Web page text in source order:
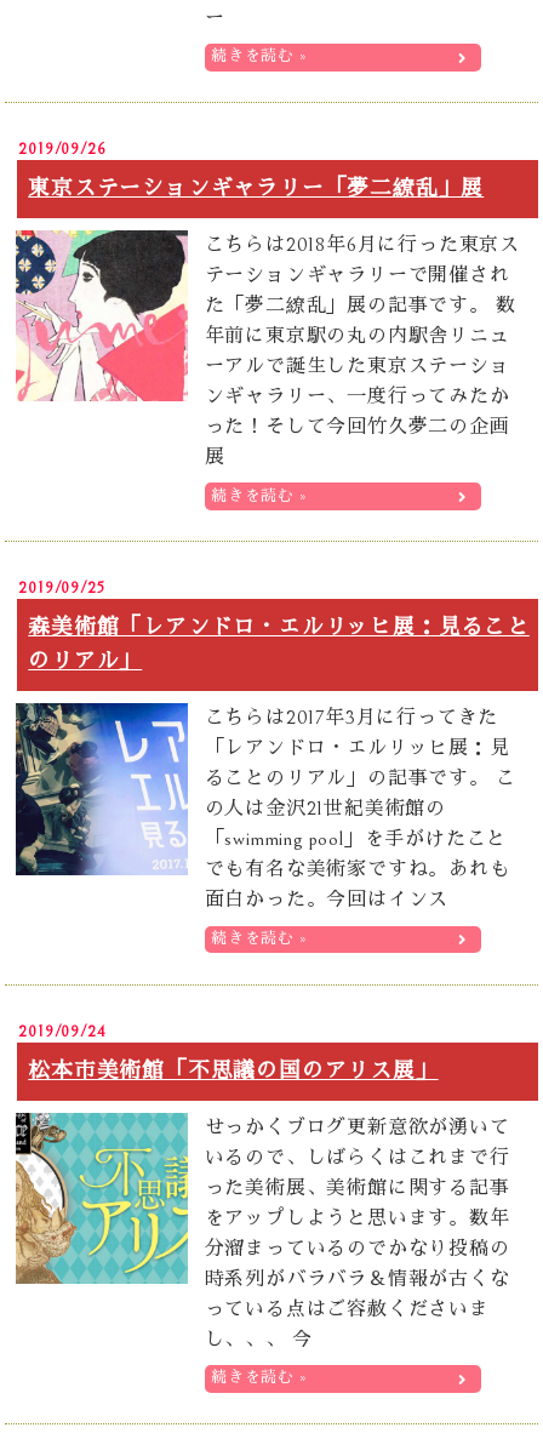
ー
続きを読む »
2019/09/26
東京ステーションギャラリー「夢二繚乱」展
こちらは2018年6月に行った東京ス
テーションギャラリーで開催され
た「夢二繚乱」展の記事です。 数
年前に東京駅の丸の内駅舎リニュ
ーアルで誕生した東京ステーショ
ンギャラリー、一度行ってみたか
った！そして今回竹久夢二の企画
展
続きを読む »
2019/09/25
森美術館「レアンドロ・エルリッヒ展：見ること
のリアル」
こちらは2017年3月に行ってきた
「レアンドロ・エルリッヒ展：見
ることのリアル」の記事です。 こ
の人は金沢21世紀美術館の
「swimming pool」を手がけたこと
でも有名な美術家ですね。あれも
面白かった。今回はインス
続きを読む »
2019/09/24
松本市美術館「不思議の国のアリス展」
せっかくブログ更新意欲が湧いて
いるので、しばらくはこれまで行
った美術展、美術館に関する記事
をアップしようと思います。数年
分溜まっているのでかなり投稿の
時系列がバラバラ＆情報が古くな
っている点はご容赦くださいま
し、、、 今
続きを読む »